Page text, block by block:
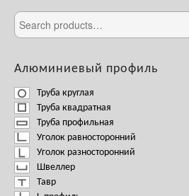
Алюминиевый профиль
Труба круглая
Труба квадратная
Труба профильная
Уголок равносторонний
Уголок разносторонний
Швеллер
Тавр